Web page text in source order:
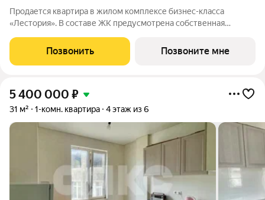
Продается квартира в жилом комплексе бизнес-класса
«Лестория». В составе ЖК предусмотрена собственная
подогреваемыми бассейнами, что соответствуют стандартам
бизнес-класса. Аквазона объединяет взрослый и
Позвонить Позвоните мне
5 400 000 ₽
31 м² 1-комн. квартира 4 этаж из 6